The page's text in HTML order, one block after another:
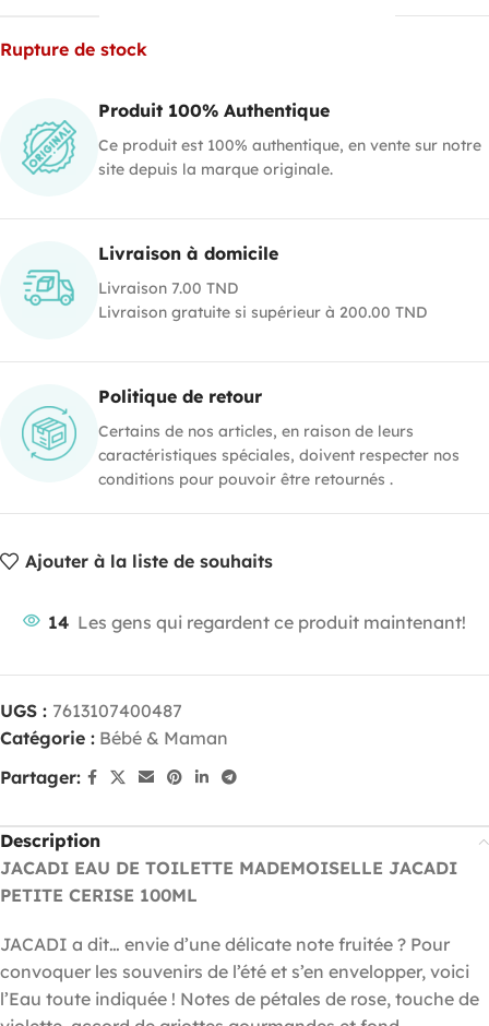
Rupture de stock
Produit 100% Authentique
Ce produit est 100% authentique, en vente sur notre
site depuis la marque originale.
Livraison à domicile
Livraison 7.00 TND
Livraison gratuite si supérieur à 200.00 TND
Politique de retour
Certains de nos articles, en raison de leurs
caractéristiques spéciales, doivent respecter nos
conditions pour pouvoir être retournés .
Ajouter à la liste de souhaits
14 Les gens qui regardent ce produit maintenant!
UGS : 7613107400487
Catégorie : Bébé & Maman
Partager:
Description
JACADI EAU DE TOILETTE MADEMOISELLE JACADI
PETITE CERISE 100ML
JACADI a dit… envie d’une délicate note fruitée ? Pour
convoquer les souvenirs de l’été et s’en envelopper, voici
l’Eau toute indiquée ! Notes de pétales de rose, touche de